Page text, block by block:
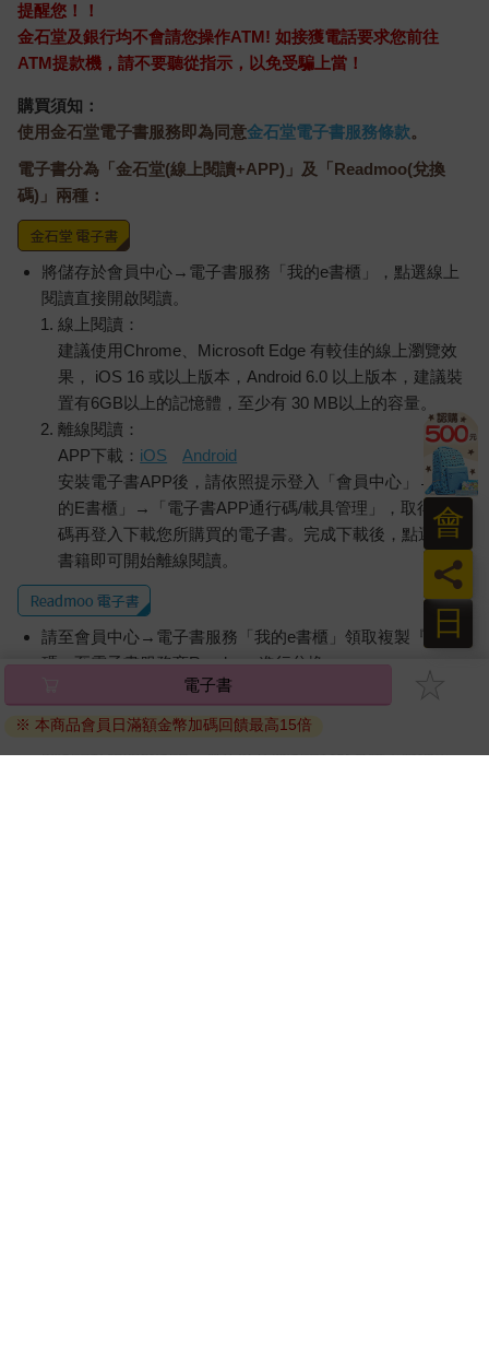
提醒您！！
金石堂及銀行均不會請您操作ATM! 如接獲電話要求您前往
ATM提款機，請不要聽從指示，以免受騙上當！
購買須知：
使用金石堂電子書服務即為同意金石堂電子書服務條款。
電子書分為「金石堂(線上閱讀+APP)」及「Readmoo(兌換
碼)」兩種：
將儲存於會員中心→電子書服務「我的e書櫃」，點選線上
閱讀直接開啟閱讀。
線上閱讀：
建議使用Chrome、Microsoft Edge 有較佳的線上瀏覽效
果， iOS 16 或以上版本，Android 6.0 以上版本，建議裝
置有6GB以上的記憶體，至少有 30 MB以上的容量。
離線閱讀：
APP下載： iOS
Android
安裝電子書APP後，請依照提示登入「會員中心」→「我
的E書櫃」→「電子書APP通行碼/載具管理」，取得通行
碼再登入下載您所購買的電子書。完成下載後，點選任一
書籍即可開始離線閱讀。
請至會員中心→電子書服務「我的e書櫃」領取複製『兌換
碼』至電子書服務商Readmoo進行兌換。
因版權保護，您在金石堂所購買的電子書僅能以金石堂專屬
的閱讀軟體開啟閱讀，無法以其他閱讀器或直接下載檔案。
電子書
※ 本商品會員日滿額金幣加碼回饋最高15倍
日
員
會